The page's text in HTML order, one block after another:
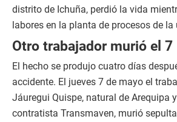
distrito de Ichuña, perdió la vida
labores en la planta de procesos de
Otro trabajador murió el 7
El hecho se produjo cuatro días
accidente. El jueves 7 de mayo el
Jáuregui Quispe, natural de Arequipa
contratista Transmaven, murió